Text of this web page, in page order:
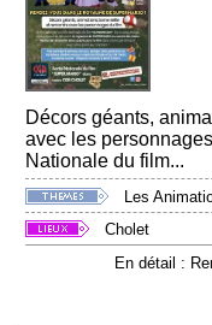
Décors géants,
avec les
Nationale du film...
Les
Cholet
En détail :